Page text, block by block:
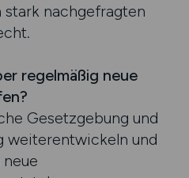
stark nachgefragten
regelmäßig neue
Gesetzgebung und
weiterentwickeln und